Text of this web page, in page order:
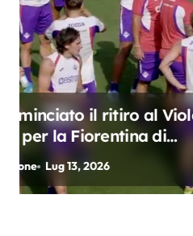
Grosso:
3. Kean e Fagioli
fondamentali. Atta
colpo”
Redazione Lug 9, 2026